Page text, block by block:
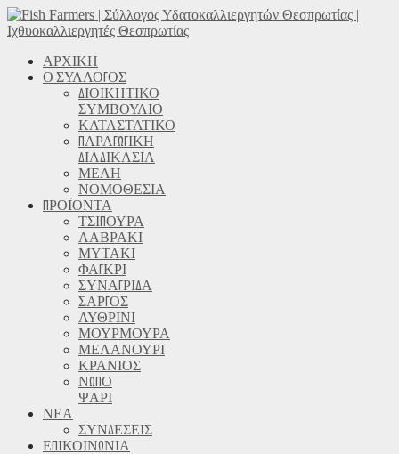
ΑΡΧΙΚΗ
Ο ΣΥΛΛΟΓΟΣ
ΔΙΟΙΚΗΤΙΚΟ
ΣΥΜΒΟΥΛΙΟ
ΚΑΤΑΣΤΑΤΙΚΟ
ΠΑΡΑΓΩΓΙΚΗ
ΔΙΑΔΙΚΑΣΙΑ
ΜΕΛΗ
ΝΟΜΟΘΕΣΙΑ
ΠΡΟΪΟΝΤΑ
ΤΣΙΠΟΥΡΑ
ΛΑΒΡΑΚΙ
ΜΥΤΑΚΙ
ΦΑΓΚΡΙ
ΣΥΝΑΓΡΙΔΑ
ΣΑΡΓΟΣ
ΛΥΘΡΙΝΙ
ΜΟΥΡΜΟΥΡΑ
ΜΕΛΑΝΟΥΡΙ
ΚΡΑΝΙΟΣ
ΝΩΠΟ
ΨΑΡΙ
ΝΕΑ
ΣΥΝΔΕΣΕΙΣ
ΕΠΙΚΟΙΝΩΝΙΑ